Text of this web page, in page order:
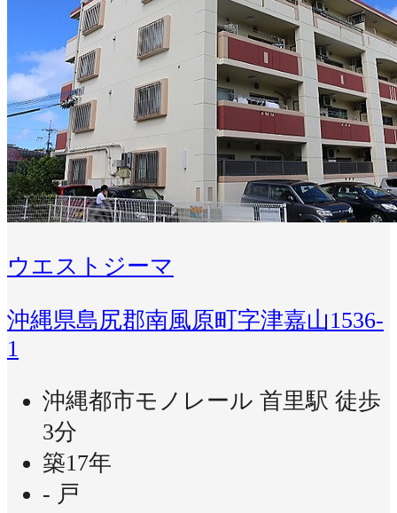
ウエストジーマ
沖縄県島尻郡南風原町字津嘉山1536-
1
沖縄都市モノレール 首里駅 徒歩
3分
築17年
- 戸